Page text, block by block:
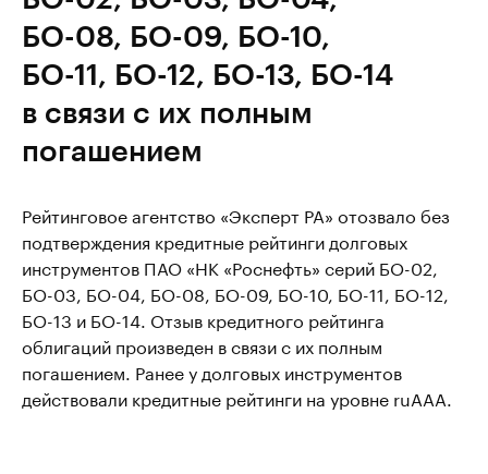
БО-08, БО-09, БО-10,
БО-11, БО-12, БО-13, БО-14
в связи с их полным
погашением
Рейтинговое агентство «Эксперт РА» отозвало без
подтверждения кредитные рейтинги долговых
инструментов ПАО «НК «Роснефть» серий БО-02,
БО-03, БО-04, БО-08, БО-09, БО-10, БО-11, БО-12,
БО-13 и БО-14. Отзыв кредитного рейтинга
облигаций произведен в связи с их полным
погашением. Ранее у долговых инструментов
действовали кредитные рейтинги на уровне ruААА.